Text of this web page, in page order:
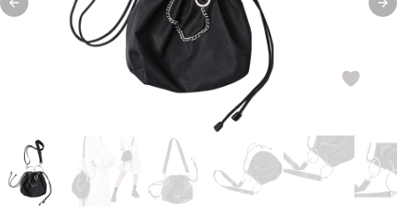
Previous slide